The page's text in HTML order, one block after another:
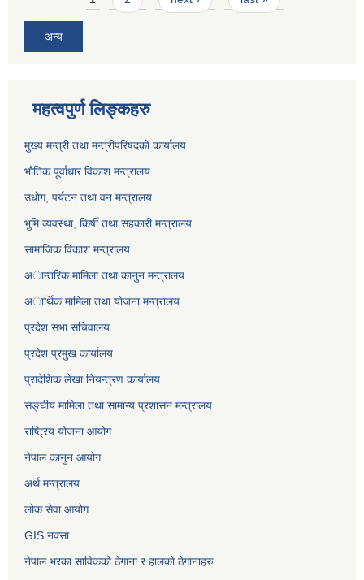
अन्य
महत्वपुर्ण लिङ्कहरु
मुख्य मन्त्री तथा मन्त्रीपरिषदकाे कार्यालय
भाैतिक पूर्वाधार विकाश मन्त्रालय
उधाेग, पर्यटन तथा वन मन्त्रालय
भुमि व्यवस्था, किर्षी तथा सहकारी मन्त्रालय
सामाजिक विकाश मन्त्रालय
अान्तरिक मामिला तथा कानुन मन्त्रालय
अार्थिक मामिला तथा याेजना मन्त्रालय
प्रदेश सभा सचिवालय
प्रदेश प्रमुख कार्यालय
प्रादेशिक लेखा नियन्त्रण कार्यालय
सङ्‍घीय मामिला तथा सामान्य प्रशासन मन्त्रालय
राष्ट्रिय योजना आयोग
नेपाल कानुन आयोग
अर्थ मन्त्रालय
लोक सेवा आयोग
GIS नक्सा
नेपाल भरका साविककाे ठेगाना र हालकाे ठेगानाहरु